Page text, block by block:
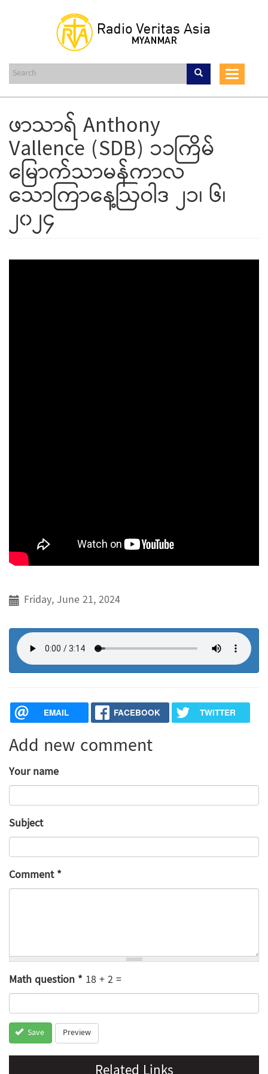
content
Toggle
ဖာသာရ် Anthony
Vallence (SDB) ၁၁ကြိမ်
မြောက်သာမန်ကာလ
သောကြာနေ့ဩဝါဒ ၂၁၊ ၆၊
၂၀၂၄
Friday, June 21, 2024
EMAIL FACEBOOK TWITTER
Add new comment
Your name
Subject
Comment*
Math question* 18 + 2 =
Save Preview